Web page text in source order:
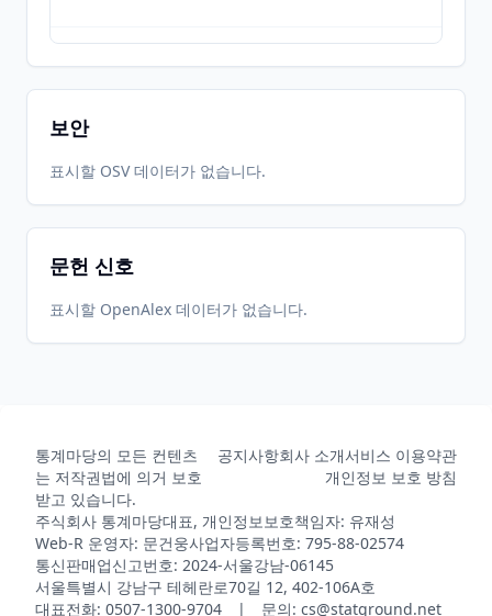
2023-11-
16
2026-
05-31
2026-
05-31
CRAN 0.1.2
CRAN
보안
표시할 OSV 데이터가 없습니다.
문헌 신호
표시할 OpenAlex 데이터가 없습니다.
통계마당의 모든 컨텐츠
는 저작권법에 의거 보호
받고 있습니다.
공지사항회사 소개서비스 이용약관
개인정보 보호 방침
주식회사 통계마당대표, 개인정보보호책임자: 유재성
Web-R 운영자: 문건웅사업자등록번호: 795-88-02574
통신판매업신고번호: 2024-서울강남-06145
서울특별시 강남구 테헤란로70길 12, 402-106A호
대표전화: 0507-1300-9704 | 문의: cs@statground.net